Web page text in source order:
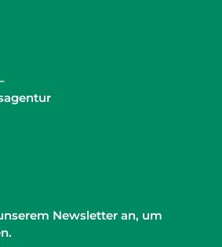
Newsletter an, um